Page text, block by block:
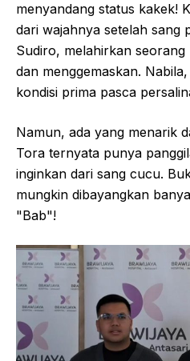
menyandang status kakek!
dari wajahnya setelah sang
Sudiro, melahirkan
dan menggemaskan.
kondisi prima pasca
Namun, ada yang menarik
Tora ternyata punya
inginkan dari sang cucu.
mungkin dibayangkan
"Bab"!